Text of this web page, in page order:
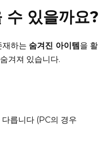
수 있을까요?
재하는 숨겨진 아이템을 활
겨져 있습니다.
릅니다 (PC의 경우